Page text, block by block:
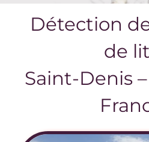
Détection
de
Saint-Denis